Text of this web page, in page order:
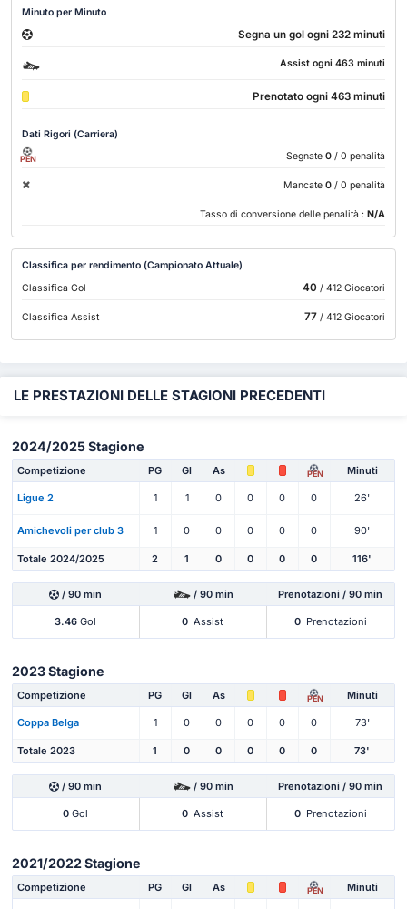
Minuto per Minuto
Segna un gol ogni 232 minuti
Assist ogni 463 minuti
Prenotato ogni 463 minuti
Dati Rigori (Carriera)
PEN Segnate 0 / 0 penalità
Mancate 0 / 0 penalità
Tasso di conversione delle penalità : N/A
Classifica per rendimento (Campionato Attuale)
Classifica Gol
40 / 412 Giocatori
Classifica Assist 77/ 412 Giocatori
LE PRESTAZIONI DELLE STAGIONI PRECEDENTI
2024/2025 Stagione
Competizione PG Gl As PEN Minuti
Ligue 2 1 1 0 0 0 0 26'
Amichevoli per club 3 1 0 0 0 0 0 90'
Totale 2024/2025 2 1 0 0 0 0 116'
/ 90 min / 90 min Prenotazioni / 90 min
3.46 Gol 0 Assist 0 Prenotazioni
2023 Stagione
Competizione PG Gl As PEN Minuti
Coppa Belga 1 0 0 0 0 0 73'
Totale 2023 1 0 0 0 0 0 73'
/ 90 min / 90 min Prenotazioni / 90 min
0 Gol 0 Assist 0 Prenotazioni
2021/2022 Stagione
Competizione PG Gl As PEN Minuti